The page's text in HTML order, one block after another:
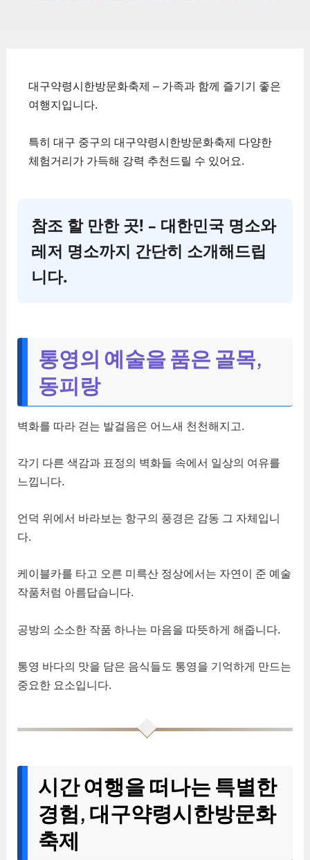
대구약령시한방문화축제 – 가족과 함께 즐기기 좋은
여행지입니다.
특히 대구 중구의 대구약령시한방문화축제 다양한
체험거리가 가득해 강력 추천드릴 수 있어요.
참조 할 만한 곳! – 대한민국 명소와
레저 명소까지 간단히 소개해드립
니다.
통영의 예술을 품은 골목,
동피랑
벽화를 따라 걷는 발걸음은 어느새 천천해지고.
각기 다른 색감과 표정의 벽화들 속에서 일상의 여유를
느낍니다.
언덕 위에서 바라보는 항구의 풍경은 감동 그 자체입니
다.
케이블카를 타고 오른 미륵산 정상에서는 자연이 준 예술
작품처럼 아름답습니다.
공방의 소소한 작품 하나는 마음을 따뜻하게 해줍니다.
통영 바다의 맛을 담은 음식들도 통영을 기억하게 만드는
중요한 요소입니다.
시간 여행을 떠나는 특별한
경험, 대구약령시한방문화
축제